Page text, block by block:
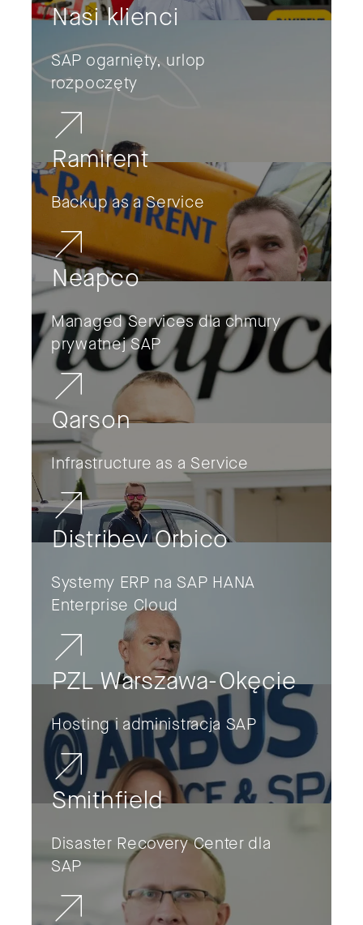
Nasi klienci
SAP ogarnięty, urlop
rozpoczęty
Ramirent
Backup as a Service
Neapco
Managed Services dla chmury
prywatnej SAP
Qarson
Infrastructure as a Service
Distribev Orbico
Systemy ERP na SAP HANA
Enterprise Cloud
PZL Warszawa-Okęcie
Hosting i administracja SAP
Smithfield
Disaster Recovery Center dla
SAP